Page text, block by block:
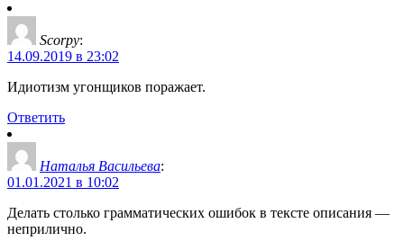
Scorpy:
14.09.2019 в 23:02
Идиотизм угонщиков поражает.
Ответить
Наталья Васильева:
01.01.2021 в 10:02
Делать столько грамматических ошибок в тексте описания —
неприлично.